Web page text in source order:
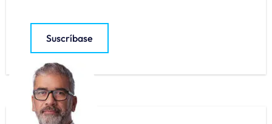
Suscríbase